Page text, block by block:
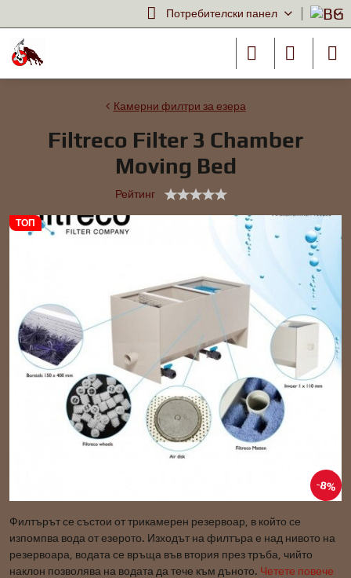
Потребителски панел
ТОП
8%
Камерни филтри за езера
Filtreco Filter 3 Chamber
Moving Bed
Рейтинг
Филтърът се състои от трикамерен резервоар, в който се
изпомпва вода от езерото. Изходът на филтъра е над нивото на
резервоара, водата се връща във втория през тръба, чийто
наклон позволява на водата да тече към дъното. Четете повече